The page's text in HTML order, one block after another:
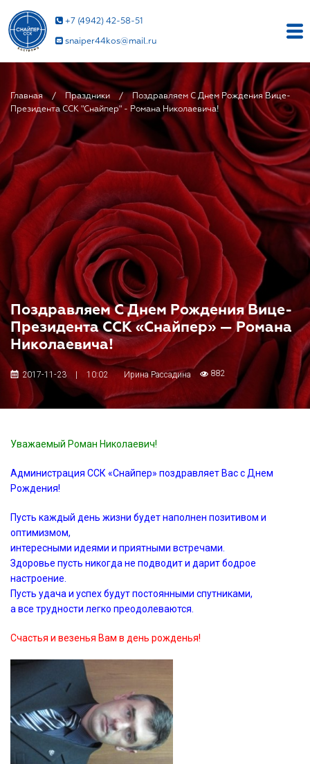
+7 (4942) 42-58-51
snaiper44kos@mail.ru
Главная / Праздники /
Поздравляем С Днем Рождения Вице-
Президента ССК "Снайпер" - Романа Николаевича!
Поздравляем С Днем Рождения Вице-
Президента ССК «Снайпер» — Романа
Николаевича!
2017-11-23 10:02 Ирина Рассадина 882
Уважаемый Роман Николаевич!
Администрация ССК «Снайпер» поздравляет Вас с Днем
Рождения!
Пусть каждый день жизни будет наполнен позитивом и
оптимизмом,
интересными идеями и приятными встречами.
Здоровье пусть никогда не подводит и дарит бодрое
настроение.
Пусть удача и успех будут постоянными спутниками,
а все трудности легко преодолеваются.
Счастья и везенья Вам в день рожденья!